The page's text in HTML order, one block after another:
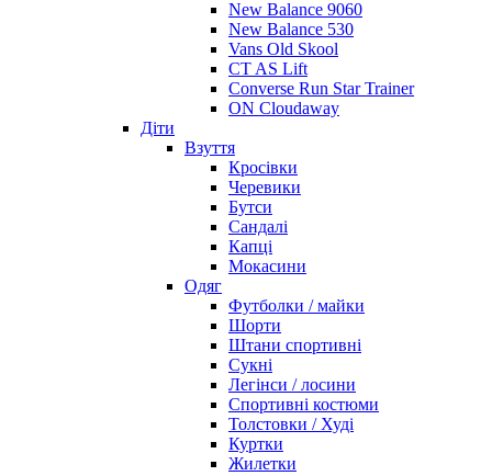
New Balance 9060
New Balance 530
Vans Old Skool
CT AS Lift
Converse Run Star Trainer
ON Cloudaway
Діти
Взуття
Кросівки
Черевики
Бутси
Сандалі
Капці
Мокасини
Одяг
Футболки / майки
Шорти
Штани спортивні
Сукні
Легінси / лосини
Спортивні костюми
Толстовки / Худі
Куртки
Жилетки